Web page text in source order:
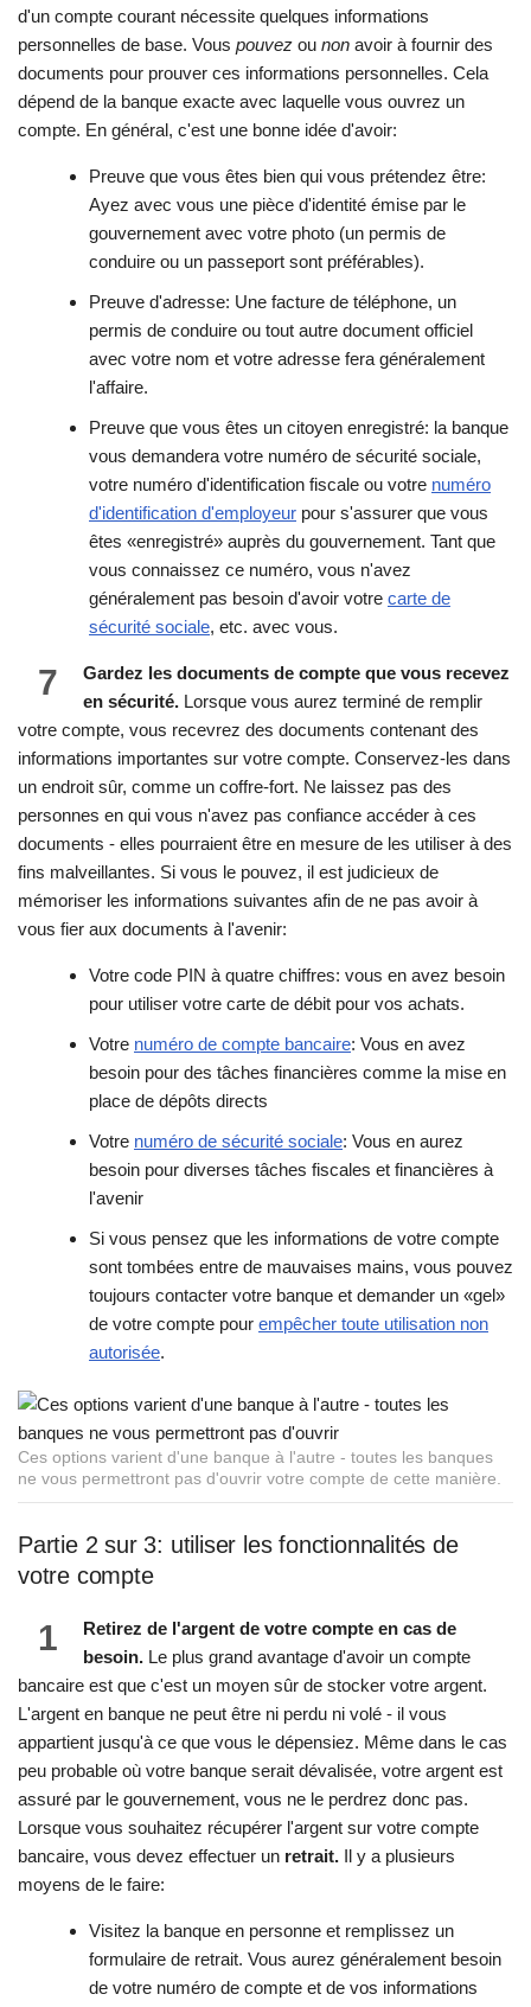
d'un compte courant nécessite quelques informations
personnelles de base. Vous pouvez ou non avoir à fournir des
documents pour prouver ces informations personnelles. Cela
dépend de la banque exacte avec laquelle vous ouvrez un
compte. En général, c'est une bonne idée d'avoir:
Preuve que vous êtes bien qui vous prétendez être:
Ayez avec vous une pièce d'identité émise par le
gouvernement avec votre photo (un permis de
conduire ou un passeport sont préférables).
Preuve d'adresse: Une facture de téléphone, un
permis de conduire ou tout autre document officiel
avec votre nom et votre adresse fera généralement
l'affaire.
Preuve que vous êtes un citoyen enregistré: la banque
vous demandera votre numéro de sécurité sociale,
votre numéro d'identification fiscale ou votre numéro
d'identification d'employeur pour s'assurer que vous
êtes «enregistré» auprès du gouvernement. Tant que
vous connaissez ce numéro, vous n'avez
généralement pas besoin d'avoir votre carte de
sécurité sociale, etc. avec vous.
7
Gardez les documents de compte que vous recevez
en sécurité. Lorsque vous aurez terminé de remplir
votre compte, vous recevrez des documents contenant des
informations importantes sur votre compte. Conservez-les dans
un endroit sûr, comme un coffre-fort. Ne laissez pas des
personnes en qui vous n'avez pas confiance accéder à ces
documents - elles pourraient être en mesure de les utiliser à des
fins malveillantes. Si vous le pouvez, il est judicieux de
mémoriser les informations suivantes afin de ne pas avoir à
vous fier aux documents à l'avenir:
Votre code PIN à quatre chiffres: vous en avez besoin
pour utiliser votre carte de débit pour vos achats.
Votre numéro de compte bancaire: Vous en avez
besoin pour des tâches financières comme la mise en
place de dépôts directs
Votre numéro de sécurité sociale: Vous en aurez
besoin pour diverses tâches fiscales et financières à
l'avenir
Si vous pensez que les informations de votre compte
sont tombées entre de mauvaises mains, vous pouvez
toujours contacter votre banque et demander un «gel»
de votre compte pour empêcher toute utilisation non
autorisée.
Ces options varient d'une banque à l'autre - toutes les banques
ne vous permettront pas d'ouvrir votre compte de cette manière.
Partie 2 sur 3: utiliser les fonctionnalités de
votre compte
1
Retirez de l'argent de votre compte en cas de
besoin. Le plus grand avantage d'avoir un compte
bancaire est que c'est un moyen sûr de stocker votre argent.
L'argent en banque ne peut être ni perdu ni volé - il vous
appartient jusqu'à ce que vous le dépensiez. Même dans le cas
peu probable où votre banque serait dévalisée, votre argent est
assuré par le gouvernement, vous ne le perdrez donc pas.
Lorsque vous souhaitez récupérer l'argent sur votre compte
bancaire, vous devez effectuer un retrait. Il y a plusieurs
moyens de le faire:
Visitez la banque en personne et remplissez un
formulaire de retrait. Vous aurez généralement besoin
de votre numéro de compte et de vos informations